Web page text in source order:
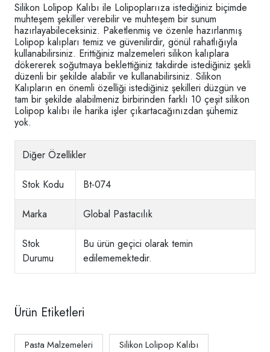
Silikon Lolipop Kalıbı ile Lolipoplarııza istediğiniz biçimde
muhteşem şekiller verebilir ve muhteşem bir sunum
hazırlayabileceksiniz. Paketlenmiş ve özenle hazırlanmış
Lolipop kalıpları temiz ve güvenilirdir, gönül rahatlığıyla
kullanabilirsiniz. Erittiğiniz malzemeleri silikon kalıplara
dökererek soğutmaya beklettiğiniz takdirde istediğiniz şekli
düzenli bir şekilde alabilir ve kullanabilirsiniz. Silikon
Kalıpların en önemli özelliği istediğiniz şekilleri düzgün ve
tam bir şekilde alabilmeniz birbirinden farklı 10 çeşit silikon
Lolipop kalıbı ile harika işler çıkartacağınızdan şühemiz
yok.
Diğer Özellikler
Stok Kodu Bt-074
Marka Global Pastacılık
Stok
Durumu
Bu ürün geçici olarak temin
edilememektedir.
Ürün Etiketleri
Pasta Malzemeleri Silikon Lolipop Kalıbı